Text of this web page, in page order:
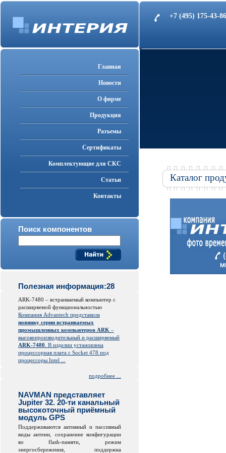
+7 (495) 175-43-
Главная
Новости
О фирме
Продукция
Разъемы
Cертификаты
Комплектующие для СКС
Статьи
Контакты
Поиск компонентов
Полезная информация:28
ARK-7480 – встраиваемый компьютер с
расширяемой функциональностью
Компания Advantech представила
новинку серии встраиваемых
промышленных компьютеров ARK –
высокопроизводительный и расширяемый
ARK-7480 . В изделии установлена
процессорная плата с Socket 478 под
процессоры Intel ...
подробнее ...
NAVMAN представляет
Jupiter 32. 20-ти канальный
высокоточный приёмный
модуль GPS
Поддерживаются активный и пассивный
виды антенн, сохранение конфигурации
во flash-памяти, режим
энергосбережения, поддержка
Каталог